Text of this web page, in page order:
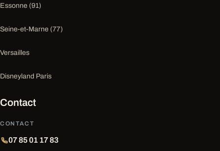
Essonne (91)
Seine-et-Marne (77)
Versailles
Disneyland Paris
Contact
CONTACT
07 85 01 17 83